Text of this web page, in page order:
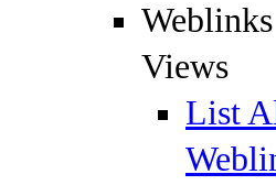
Weblinks
Views
List